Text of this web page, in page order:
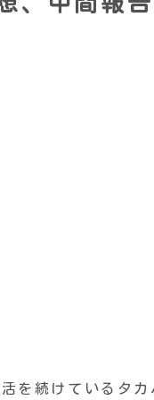
を続けているタカ